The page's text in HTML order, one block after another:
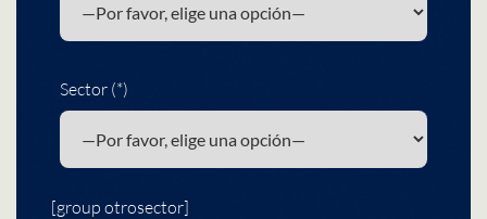
Sector (*)
[group otrosector]